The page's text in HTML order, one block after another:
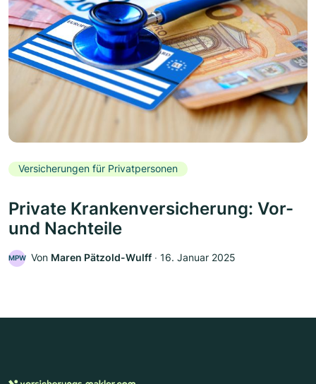
Versicherungen für Privatpersonen
Private Krankenversicherung: Vor-
und Nachteile
MPW Von Maren Pätzold-Wulff ‧ 16. Januar 2025